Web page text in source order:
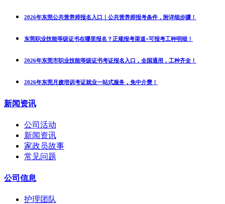
2026年东莞公共营养师报名入口｜公共营养师报考条件，附详细步骤！
东莞职业技能等级证书在哪里报名？正规报考渠道+可报考工种明细！
2026年东莞市职业技能等级证书考证报名入口，全国通用，工种齐全！
2026年东莞月嫂培训考证就业一站式服务，免中介费！
新闻资讯
公司活动
新闻资讯
家政员故事
常见问题
公司信息
护理团队